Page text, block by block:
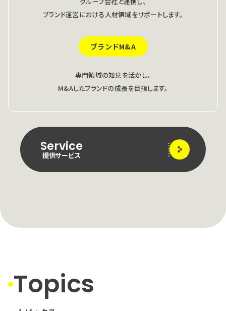
ブランド運営における人材領域をサポートします。
ブランドM&A
専門領域の知見を活かし、
M&Aしたブランドの成長を目指します。
Service
提供サービス
Topics